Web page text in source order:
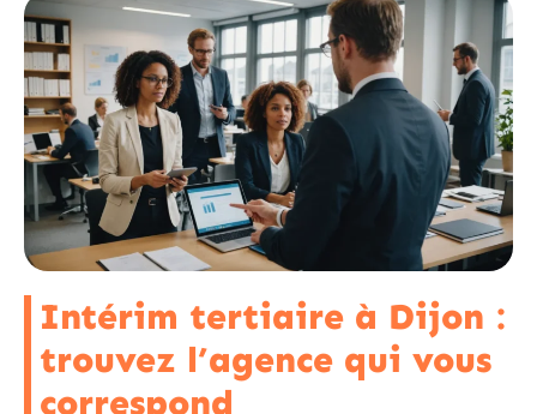
Intérim tertiaire à Dijon :
trouvez l’agence qui vous
correspond